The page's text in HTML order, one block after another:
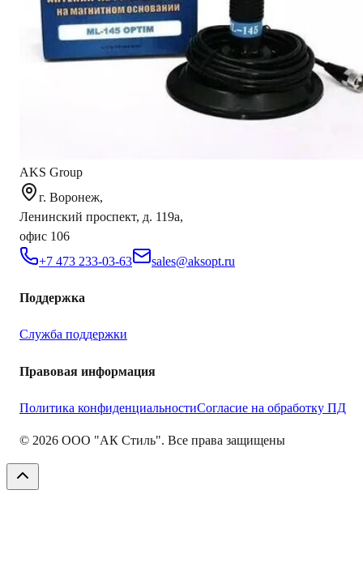
AKS.market
Бизнес для бизнеса
Крупнейший оптовый оператор автомобильной электроники
AKS Group
г. Воронеж,
Ленинский проспект, д. 119а,
офис 106
+7 473 233-03-63
sales@aksopt.ru
Поддержка
Служба поддержки
Правовая информация
Политика конфиденциальностиСогласие на обработку ПД
© 2026 ООО "АК Стиль". Все права защищены